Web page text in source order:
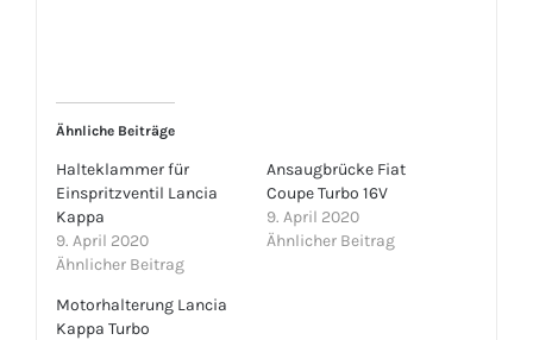
Ähnliche Beiträge
Halteklammer für
Einspritzventil Lancia
Kappa
9. April 2020
Ähnlicher Beitrag
Ansaugbrücke Fiat
Coupe Turbo 16V
9. April 2020
Ähnlicher Beitrag
Motorhalterung Lancia
Kappa Turbo